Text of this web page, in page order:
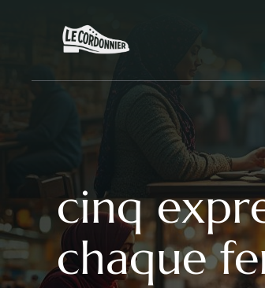
cinq
chaque